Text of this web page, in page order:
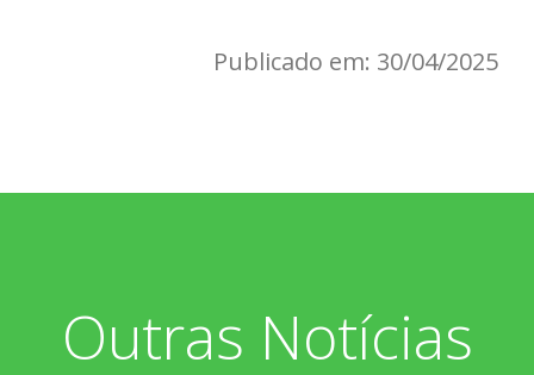
Publicado em: 30/04/2025
Outras Notícias